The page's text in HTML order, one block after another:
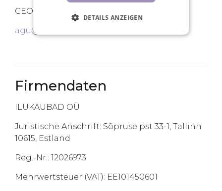
CEO
agu@starry.ee
Firmendaten
ILUKAUBAD OÜ
Juristische Anschrift: Sõpruse pst 33-1, Tallinn
10615, Estland
Reg.-Nr.: 12026973
Mehrwertsteuer (VAT): EE101450601
DETAILS ANZEIGEN